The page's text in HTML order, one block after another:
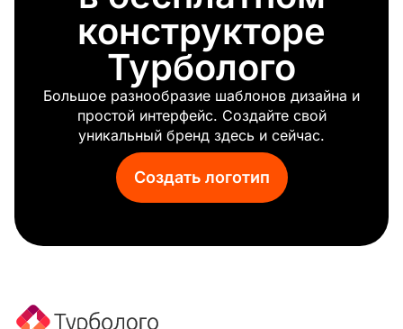
Солнцезащитные очки
Сумочкаконструкторе
Турболого
Большое разнообразие шаблонов дизайна и
простой интерфейс. Создайте свой
уникальный бренд здесь и сейчас.
Создать логотип